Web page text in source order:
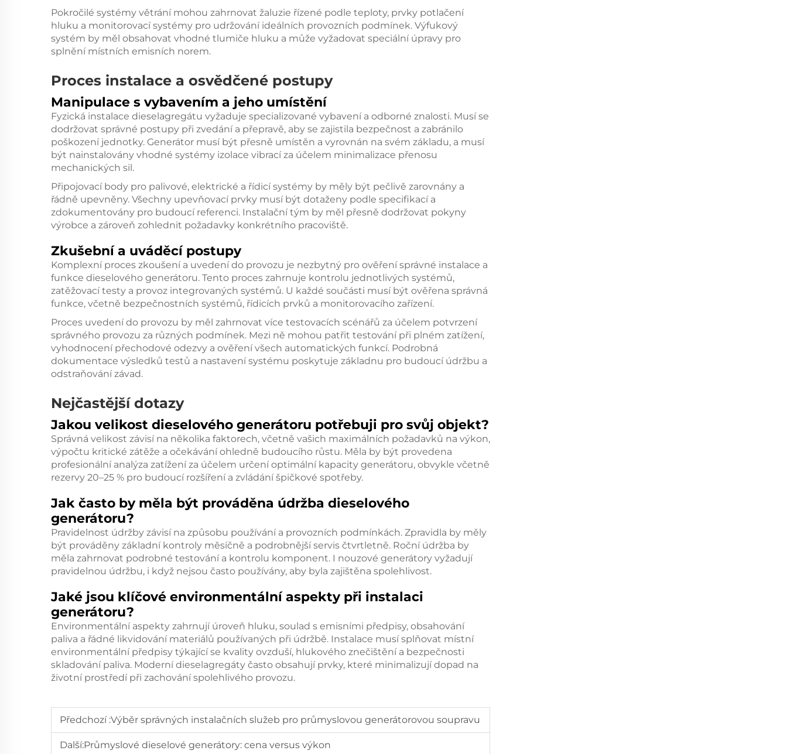
Pokročilé systémy větrání mohou zahrnovat žaluzie řízené podle teploty, prvky potlačení
hluku a monitorovací systémy pro udržování ideálních provozních podmínek. Výfukový
systém by měl obsahovat vhodné tlumiče hluku a může vyžadovat speciální úpravy pro
splnění místních emisních norem.
Proces instalace a osvědčené postupy
Manipulace s vybavením a jeho umístění
Fyzická instalace dieselagregátu vyžaduje specializované vybavení a odborné znalosti. Musí se
dodržovat správné postupy při zvedání a přepravě, aby se zajistila bezpečnost a zabránilo
poškození jednotky. Generátor musí být přesně umístěn a vyrovnán na svém základu, a musí
být nainstalovány vhodné systémy izolace vibrací za účelem minimalizace přenosu
mechanických sil.
Připojovací body pro palivové, elektrické a řídicí systémy by měly být pečlivě zarovnány a
řádně upevněny. Všechny upevňovací prvky musí být dotaženy podle specifikací a
zdokumentovány pro budoucí referenci. Instalační tým by měl přesně dodržovat pokyny
výrobce a zároveň zohlednit požadavky konkrétního pracoviště.
Zkušební a uváděcí postupy
Komplexní proces zkoušení a uvedení do provozu je nezbytný pro ověření správné instalace a
funkce dieselového generátoru. Tento proces zahrnuje kontrolu jednotlivých systémů,
zatěžovací testy a provoz integrovaných systémů. U každé součásti musí být ověřena správná
funkce, včetně bezpečnostních systémů, řídicích prvků a monitorovacího zařízení.
Proces uvedení do provozu by měl zahrnovat více testovacích scénářů za účelem potvrzení
správného provozu za různých podmínek. Mezi ně mohou patřit testování při plném zatížení,
vyhodnocení přechodové odezvy a ověření všech automatických funkcí. Podrobná
dokumentace výsledků testů a nastavení systému poskytuje základnu pro budoucí údržbu a
odstraňování závad.
Nejčastější dotazy
Jakou velikost dieselového generátoru potřebuji pro svůj objekt?
Správná velikost závisí na několika faktorech, včetně vašich maximálních požadavků na výkon,
výpočtu kritické zátěže a očekávání ohledně budoucího růstu. Měla by být provedena
profesionální analýza zatížení za účelem určení optimální kapacity generátoru, obvykle včetně
rezervy 20–25 % pro budoucí rozšíření a zvládání špičkové spotřeby.
Jak často by měla být prováděna údržba dieselového
generátoru?
Pravidelnost údržby závisí na způsobu používání a provozních podmínkách. Zpravidla by měly
být prováděny základní kontroly měsíčně a podrobnější servis čtvrtletně. Roční údržba by
měla zahrnovat podrobné testování a kontrolu komponent. I nouzové generátory vyžadují
pravidelnou údržbu, i když nejsou často používány, aby byla zajištěna spolehlivost.
Jaké jsou klíčové environmentální aspekty při instalaci
generátoru?
Environmentální aspekty zahrnují úroveň hluku, soulad s emisními předpisy, obsahování
paliva a řádné likvidování materiálů používaných při údržbě. Instalace musí splňovat místní
environmentální předpisy týkající se kvality ovzduší, hlukového znečištění a bezpečnosti
skladování paliva. Moderní dieselagregáty často obsahují prvky, které minimalizují dopad na
životní prostředí při zachování spolehlivého provozu.
Předchozí :Výběr správných instalačních služeb pro průmyslovou generátorovou soupravu
Další:Průmyslové dieselové generátory: cena versus výkon